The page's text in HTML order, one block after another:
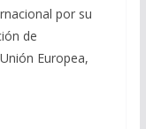
por su
de
Europea,